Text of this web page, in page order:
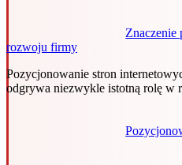
Znaczenie
rozwoju firmy
Pozycjonowanie stron
odgrywa niezwykle istotną rolę